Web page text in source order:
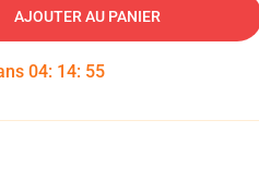
AJOUTER AU PANIER
04: 14: 54